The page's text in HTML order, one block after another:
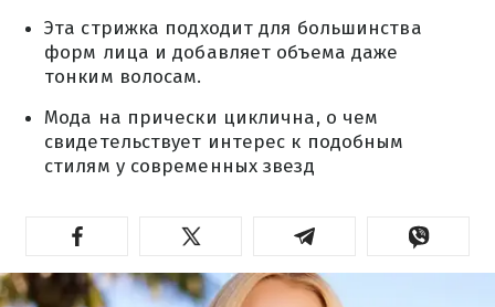
Эта стрижка подходит для большинства
форм лица и добавляет объема даже
тонким волосам.
Мода на прически циклична, о чем
свидетельствует интерес к подобным
стилям у современных звезд